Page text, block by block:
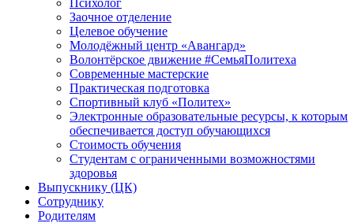
Психолог
Заочное отделение
Целевое обучение
Молодёжный центр «Авангард»
Волонтёрское движение #СемьяПолитеха
Современные мастерские
Практическая подготовка
Спортивный клуб «Политех»
Электронные образовательные ресурсы, к которым
обеспечивается доступ обучающихся
Стоимость обучения
Студентам с ограниченными возможностями
здоровья
Выпускнику (ЦК)
Сотруднику
Родителям